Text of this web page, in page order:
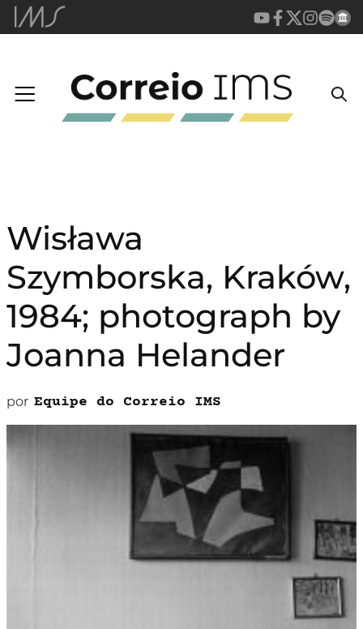
Wisława
Szymborska, Kraków,
1984; photograph by
Joanna Helander
por Equipe do Correio IMS